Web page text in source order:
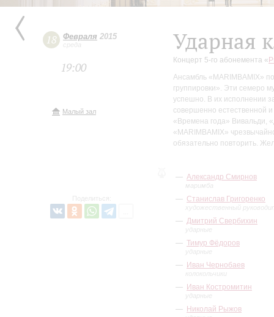
18 Февраля 2015
среда
19:00
Малый зал
Поделиться:
Ударная
Концерт 5-го абонемента «
Ансамбль «MARIMBAMIX»
группировки». Эти семеро
успешно. В их исполнении
совершенно естественной
«Времена года» Вивальди,
«MARIMBAMIX»
обязательно повторить.
Александр Смирнов
маримба
Станислав Григоренко
художественный
Дмитрий Свербихин
ударные
Тимур Фёдоров
ударные
Иван Чернобаев
колокольчики
Иван Костромитин
ударные
Николай Рыжов